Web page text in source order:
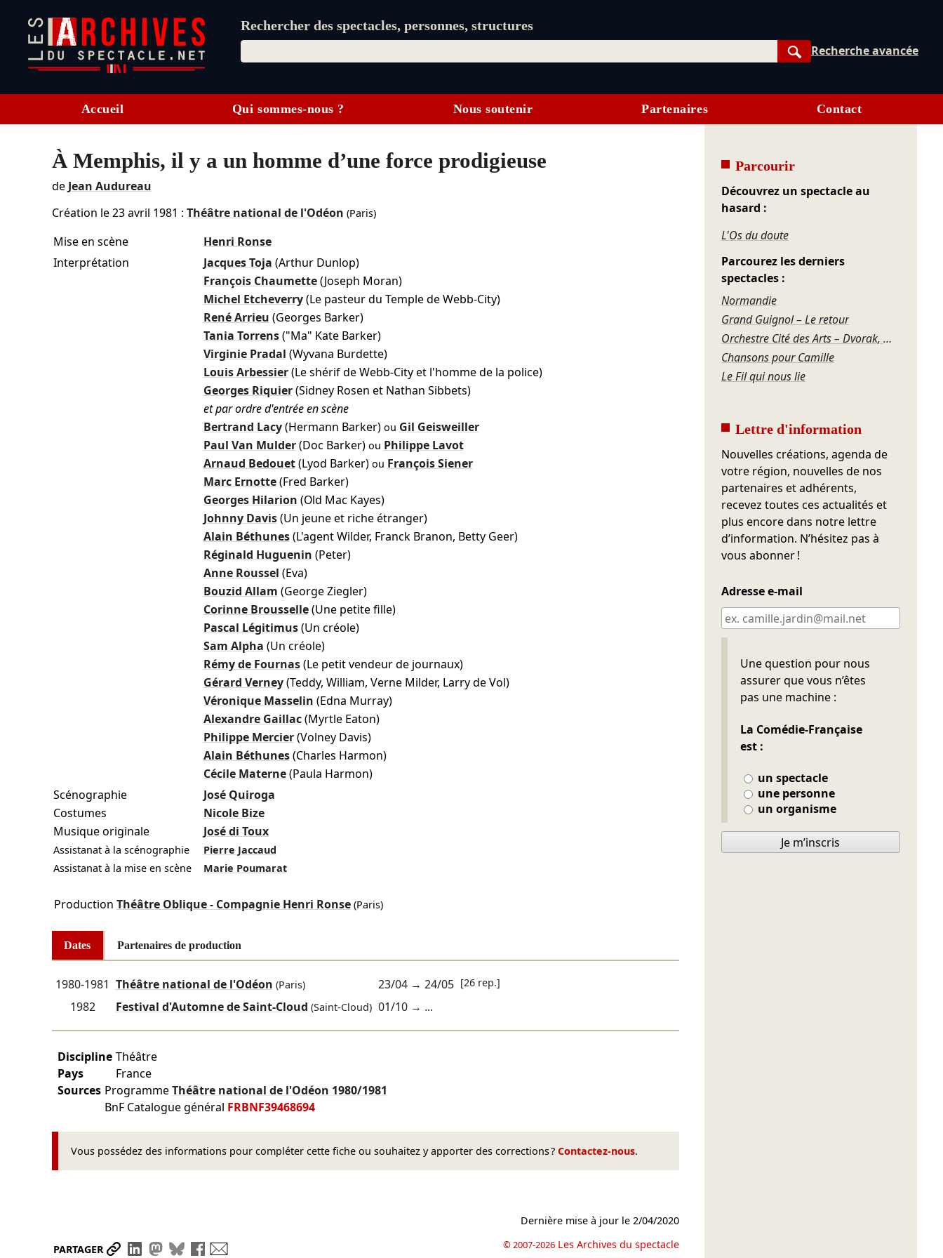
Rechercher des spectacles, personnes, structures
Rechercher
Recherche avancée
Accueil Qui sommes-nous ? Nous soutenir Partenaires Contact
À Memphis, il y a un homme d’une force prodigieuse
de Jean Audureau
Création le23 avril 1981 : Théâtre national de l'Odéon (Paris)
Mise en scène
Henri Ronse
Interprétation
Jacques Toja (Arthur Dunlop)
François Chaumette (Joseph Moran)
Michel Etcheverry (Le pasteur du Temple de Webb-City)
René Arrieu (Georges Barker)
Tania Torrens ("Ma" Kate Barker)
Virginie Pradal (Wyvana Burdette)
Louis Arbessier (Le shérif de Webb-City et l'homme de la police)
Georges Riquier (Sidney Rosen et Nathan Sibbets)
et par ordre d'entrée en scène
Bertrand Lacy (Hermann Barker) ou Gil Geisweiller
Paul Van Mulder (Doc Barker) ou Philippe Lavot
Arnaud Bedouet (Lyod Barker) ou François Siener
Marc Ernotte (Fred Barker)
Georges Hilarion (Old Mac Kayes)
Johnny Davis (Un jeune et riche étranger)
Alain Béthunes (L'agent Wilder, Franck Branon, Betty Geer)
Réginald Huguenin (Peter)
Anne Roussel (Eva)
Bouzid Allam (George Ziegler)
Corinne Brousselle (Une petite fille)
Pascal Légitimus (Un créole)
Sam Alpha (Un créole)
Rémy de Fournas (Le petit vendeur de journaux)
Gérard Verney (Teddy, William, Verne Milder, Larry de Vol)
Véronique Masselin (Edna Murray)
Alexandre Gaillac (Myrtle Eaton)
Philippe Mercier (Volney Davis)
Alain Béthunes (Charles Harmon)
Cécile Materne (Paula Harmon)
Scénographie
José Quiroga
Costumes
Nicole Bize
Musique originale
José di Toux
Assistanat à la scénographie
Pierre Jaccaud
Assistanat à la mise en scène
Marie Poumarat
Production Théâtre Oblique - Compagnie Henri Ronse(Paris)
Dates Partenaires de production
1980-1981 Théâtre national de l'Odéon (Paris) 23/04→ 24/05 [26 rep.]
1982 Festival d'Automne de Saint-Cloud (Saint-Cloud) 01/10→ ...
Discipline Théâtre
Pays
France
Sources ProgrammeThéâtre national de l'Odéon 1980/1981
BnF Catalogue général FRBNF39468694
Vous possédez des informations pour compléter cette fiche ou souhaitez y apporter des corrections ? Contactez-nous.
PARTAGER Partager le lien
Partager sur LinkedIn
Partager sur Mastodon
Partager sur Bluesky
Partager sur Facebook
Dernière mise à jour le2/04/2020
© 2007-2026 Les Archives du spectacle
Parcourir
Découvrez un spectacle au
hasard :
L'Os du doute
Parcourez les derniers
spectacles :
Normandie
Grand Guignol – Le retour
Orchestre Cité des Arts – Dvorak, Mozart
Chansons pour Camille
Le Fil qui nous lie
Lettre d'information
Nouvelles créations, agenda de
votre région, nouvelles de nos
partenaires et adhérents,
recevez toutes ces actualités et
plus encore dans notre lettre
d’information. N’hésitez pas à
vous abonner !
Adresse e-mail
Une question pour nous
assurer que vous n’êtes
pas une machine :
La Comédie-Française
est :
un spectacle
une personne
un organisme
Ne pas remplir
Je m’inscris